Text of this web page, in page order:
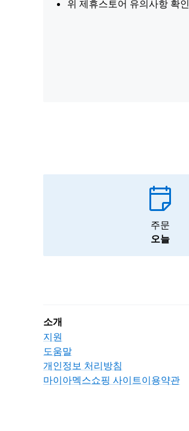
위 제휴스토어 유의사항 확인
주문
오늘
소개
지원
도움말
개인정보 처리방침
마이아멕스쇼핑 사이트이용약관